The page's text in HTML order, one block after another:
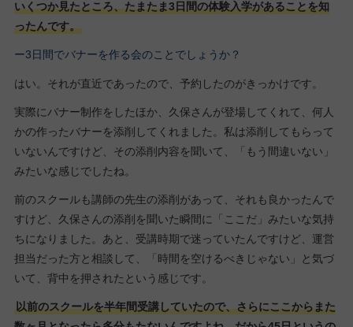
いくつか見たところ、たまたま3日間の体験入学があることを知
ったんです。
ー3日間でバナーを作る会のことでしょうか？
はい。それが直近であったので、予約したのがきっかけです。
実際にバナー制作をしたほか、久保さんが登場してくれて、何人
かの作ったバナーを添削してくれました。私は添削してもらって
いないんですけど、その添削内容を聞いて、「もう間違いない」
みたいな感じでしたね。
前のスクールも講師の先生の添削があって、それも良かったんで
すけど、久保さんの添削を聞いた瞬間に「ここだ」みたいな気持
ちになりました。あと、受講時期で迷っていたんですけど、運営
担当だった方と相談して、「時間を空けるべきじゃない」と気づ
いて、背中を押されたという感じです。
以前のスクールを半年間受講していたので、さらにここからまた